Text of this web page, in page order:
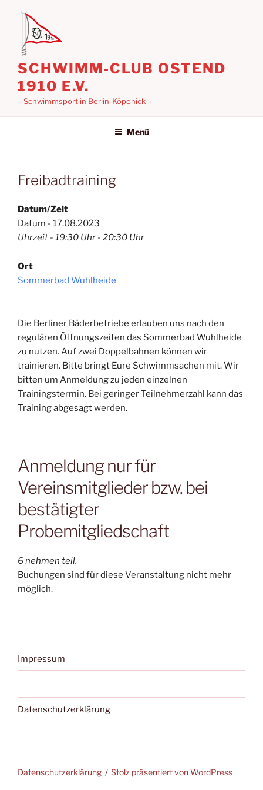
springen
SCHWIMM-CLUB OSTEND
1910 E.V.
– Schwimmsport in Berlin-Köpenick –
Menü
Freibadtraining
Datum/Zeit
Datum - 17.08.2023
Uhrzeit - 19:30 Uhr - 20:30 Uhr
Ort
Sommerbad Wuhlheide
Die Berliner Bäderbetriebe erlauben uns nach den
regulären Öffnungszeiten das Sommerbad Wuhlheide
zu nutzen. Auf zwei Doppelbahnen können wir
trainieren. Bitte bringt Eure Schwimmsachen mit. Wir
bitten um Anmeldung zu jeden einzelnen
Trainingstermin. Bei geringer Teilnehmerzahl kann das
Training abgesagt werden.
Anmeldung nur für
Vereinsmitglieder bzw. bei
bestätigter
Probemitgliedschaft
6 nehmen teil.
Buchungen sind für diese Veranstaltung nicht mehr
möglich.
Impressum
Datenschutzerklärung
Datenschutzerklärung Stolz präsentiert von WordPress